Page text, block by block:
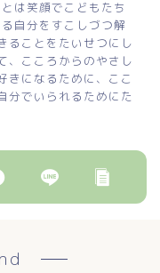
は笑顔でこどもたち
自分をすこしづつ解
ることをたいせつにし
、こころからのやさし
きになるために、ここ
分でいられるためにた